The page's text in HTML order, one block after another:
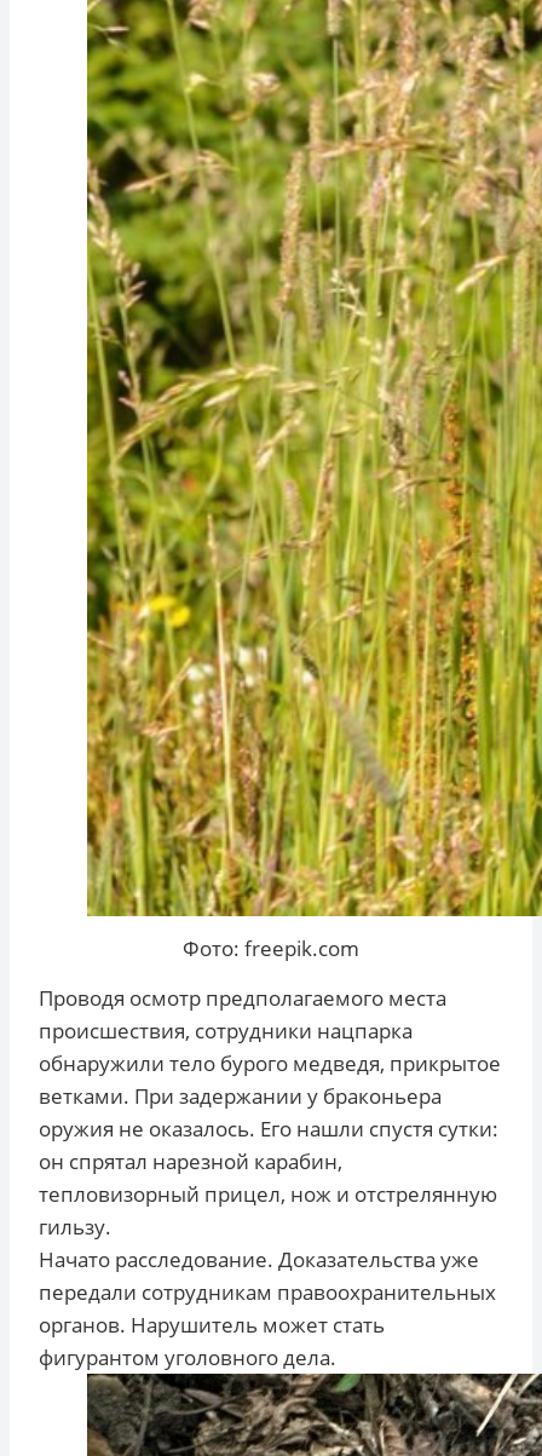
Фото: freepik.com
Проводя осмотр предполагаемого места
происшествия, сотрудники нацпарка
обнаружили тело бурого медведя, прикрытое
ветками. При задержании у браконьера
оружия не оказалось. Его нашли спустя сутки:
он спрятал нарезной карабин,
тепловизорный прицел, нож и отстрелянную
гильзу.
Начато расследование. Доказательства уже
передали сотрудникам правоохранительных
органов. Нарушитель может стать
фигурантом уголовного дела.